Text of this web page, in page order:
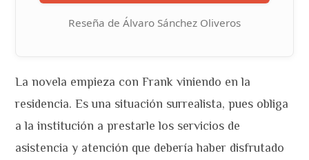
Reseña de Álvaro Sánchez Oliveros
La novela empieza con Frank viniendo en la
residencia. Es una situación surrealista, pues obliga
a la institución a prestarle los servicios de
asistencia y atención que debería haber disfrutado